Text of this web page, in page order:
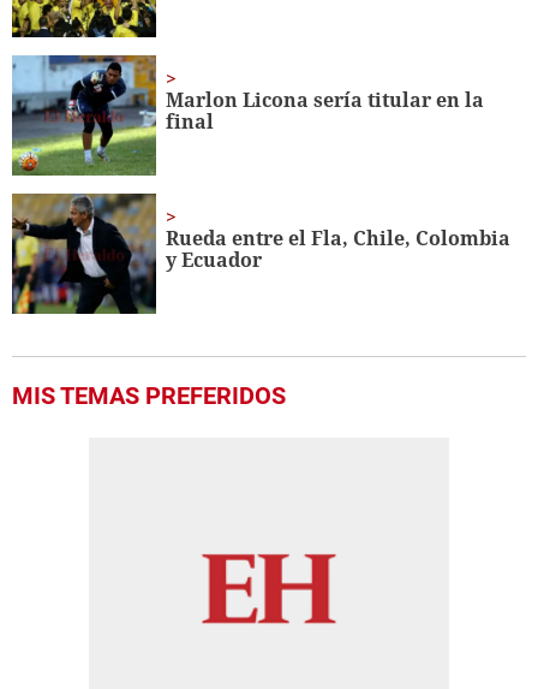
Marlon Licona sería titular en la
final
Rueda entre el Fla, Chile, Colombia
y Ecuador
MIS TEMAS PREFERIDOS